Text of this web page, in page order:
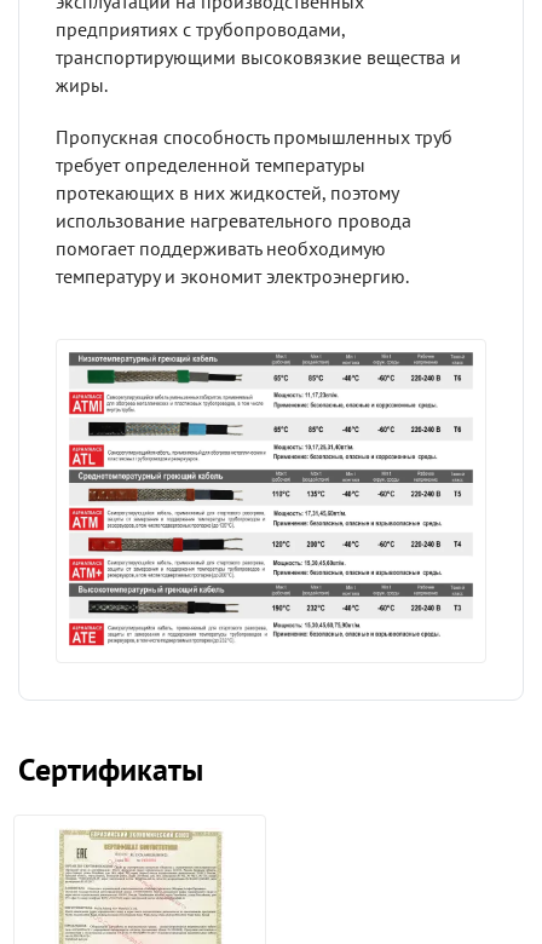
предприятиях с трубопроводами,
транспортирующими высоковязкие вещества и
жиры.
Пропускная способность промышленных труб
требует определенной температуры
протекающих в них жидкостей, поэтому
использование нагревательного провода
помогает поддерживать необходимую
температуру и экономит электроэнергию.
Сертификаты